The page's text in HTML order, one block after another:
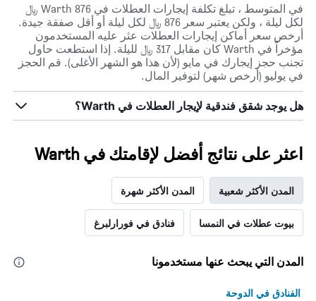
في المتوسط ، تبلغ تكلفة إيجارات العطلات في Warth 876 ﷼
لكل ليلة ، ولكن يعتبر سعر 876 ﷼ لكل ليلة أو أقل صفقة جيدة.
أرخص سعر أماكن إيجارات العطلات عثر عليه المستخدمون
مؤخراً في Warth كان مقابل 317 ﷼ لليلة. إذا استطعت حاول
تجنب حجز إيجارك في مايو (لأن هذا هو الشهر الأغلى). قم الحجز
في يوليو (أرخص شهر) لتوفير المال.
هل يوجد شقق فندقية لإيجار العطلات في Warth؟
اعثر على نتائج أفضل لإقامتك في Warth
المدن الأكثر شعبية المدن الأكثر شهرة
بيوت عطلات في النمسا فنادق في فورارلبرغ
المدن التي يبحث عنها مستخدمونا
الفنادق في الدوحة